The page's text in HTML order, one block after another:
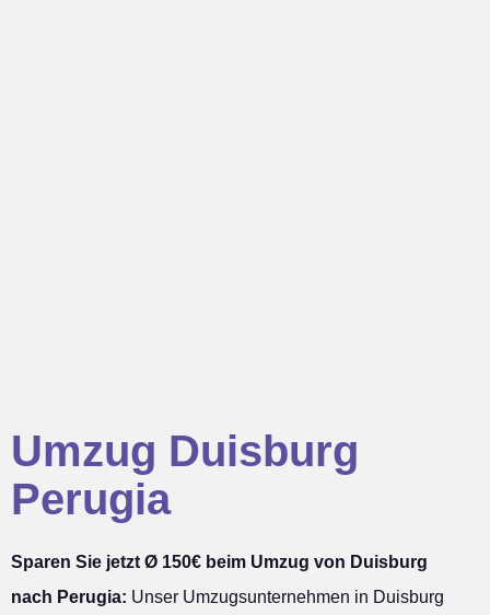
Umzug Duisburg
Perugia
Sparen Sie jetzt Ø 150€ beim Umzug von Duisburg
nach Perugia: Unser Umzugsunternehmen in Duisburg